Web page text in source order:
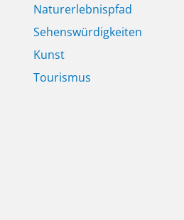
Naturerlebnispfad
Sehenswürdigkeiten
Kunst
Tourismus